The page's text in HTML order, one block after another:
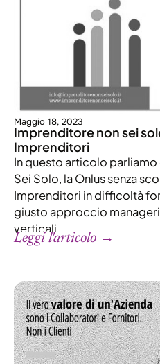
Maggio 18, 2023
Imprenditore non sei
Imprenditori
In questo articolo
Sei Solo, la Onlus senza
Imprenditori in difficoltà
giusto approccio
verticali.
Leggi l'articolo →